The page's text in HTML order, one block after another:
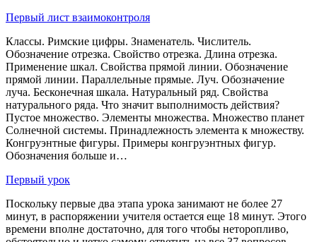
Первый лист взаимоконтроля
Классы. Римские цифры. Знаменатель. Числитель.
Обозначение отрезка. Свойство отрезка. Длина отрезка.
Применение шкал. Свойства прямой линии. Обозначение
прямой линии. Параллельные прямые. Луч. Обозначение
луча. Бесконечная шкала. Натуральный ряд. Свойства
натурального ряда. Что значит выполнимость действия?
Пустое множество. Элементы множества. Множество планет
Солнечной системы. Принадлежность элемента к множеству.
Конгруэнтные фигуры. Примеры конгруэнтных фигур.
Обозначения больше и…
Первый урок
Поскольку первые два этапа урока занимают не более 27
минут, в распоряжении учителя остается еще 18 минут. Этого
времени вполне достаточно, для того чтобы неторопливо,